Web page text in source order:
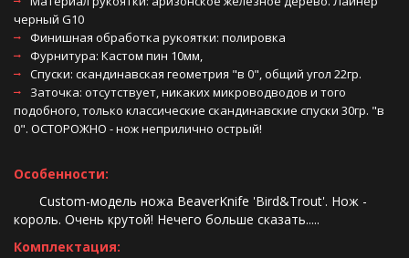
черный G10
Финишная обработка рукоятки: полировка
Фурнитура: Кастом пин 10мм,
Спуски: скандинавская геометрия "в 0", общий угол 22гр.
Заточка: отсутствует, никаких микроводводов и того
подобного, только классические скандинавские спуски 30гр. "в
0". ОСТОРОЖНО - нож неприлично острый!
Особенности:
Custom-модель ножа BeaverKnife 'Bird&Trout'. Нож -
король. Очень крутой! Нечего больше сказать.....
Комплектация: